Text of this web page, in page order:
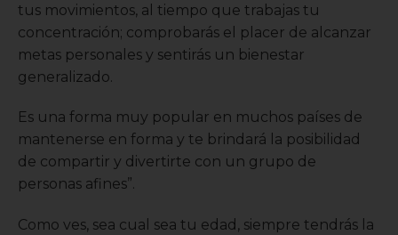
tus movimientos, al tiempo que trabajas tu
concentración; comprobarás el placer de alcanzar
metas personales y sentirás un bienestar
generalizado.
Es una forma muy popular en muchos países de
mantenerse en forma y te brindará la posibilidad
de compartir y divertirte con un grupo de
personas afines”.
Como ves, sea cual sea tu edad, siempre tendrás la